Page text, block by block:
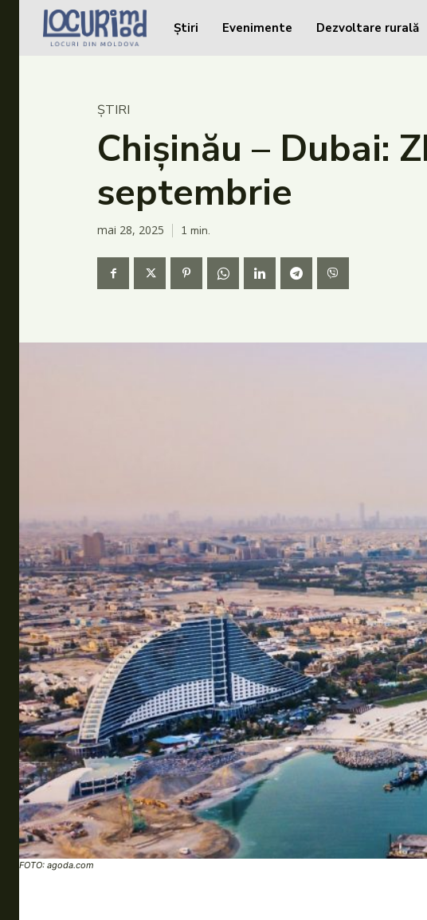
Caută în site...
Caută în site...
Evenimente
Dezvoltare rurală
Turism
Vinării
Patrimoniu
Produs Acasă
Știri Evenimente Dezvoltare rurală
ȘTIRI
Chișinău – Dubai:
septembrie
mai 28, 2025 1 min.
FOTO: agoda.com